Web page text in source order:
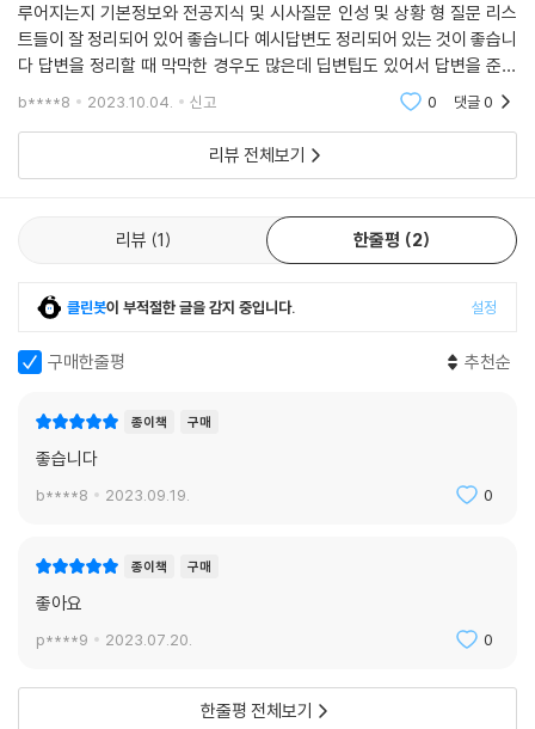
루어지는지 기본정보와 전공지식 및 시사질문 인성 및 상황 형 질문 리스
트들이 잘 정리되어 있어 좋습니다 예시답변도 정리되어 있는 것이 좋습니
다 답변을 정리할 때 막막한 경우도 많은데 딥변팁도 있어서 답변을 준비
하는데 도움이 되는 것 같습니다 사회복지직은 지방직인데 지역별 질문리
b****8 2023.10.04. 신고 0 댓글0
리뷰 전체보기
리뷰 1 한줄평 2
클린봇이 부적절한 글을 감지 중입니다. 설정
구매한줄평 추천순
종이책 구매
좋습니다
b****8 2023.09.19. 0
종이책 구매
좋아요
p****9 2023.07.20. 0
한줄평 전체보기